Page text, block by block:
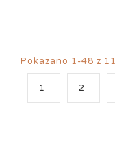
Pokazano 1-48 z
1 2